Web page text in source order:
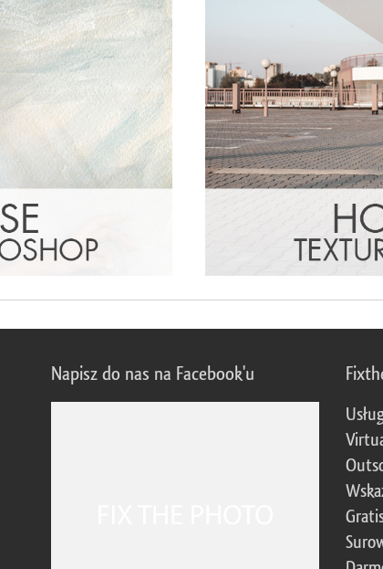
Napisz do nas na Facebook'u